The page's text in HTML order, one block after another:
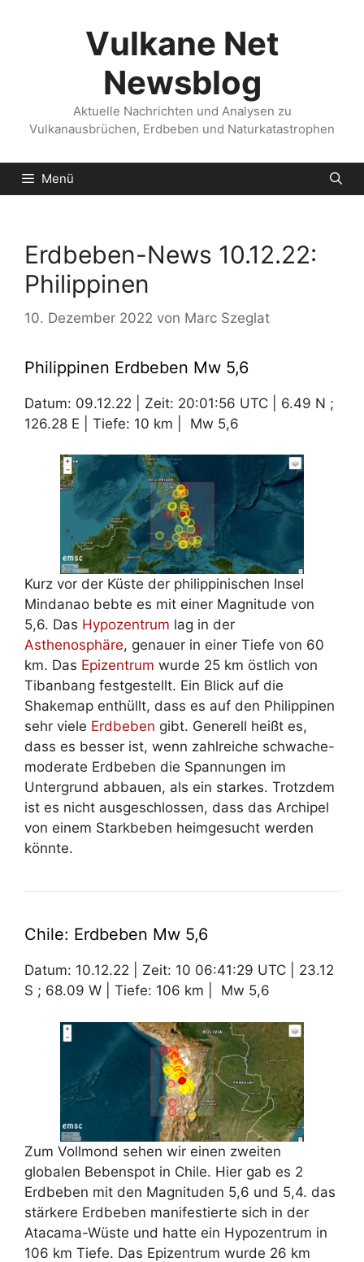
Vulkane Net
Newsblog
Aktuelle Nachrichten und Analysen zu
Vulkanausbrüchen, Erdbeben und Naturkatastrophen
Menü
Erdbeben-News 10.12.22:
Philippinen
10. Dezember 2022 von Marc Szeglat
Philippinen Erdbeben Mw 5,6
Datum: 09.12.22 | Zeit: 20:01:56 UTC | 6.49 N ;
126.28 E | Tiefe: 10 km | Mw 5,6
Kurz vor der Küste der philippinischen Insel
Mindanao bebte es mit einer Magnitude von
5,6. Das Hypozentrum lag in der
Asthenosphäre, genauer in einer Tiefe von 60
km. Das Epizentrum wurde 25 km östlich von
Tibanbang festgestellt. Ein Blick auf die
Shakemap enthüllt, dass es auf den Philippinen
sehr viele Erdbeben gibt. Generell heißt es,
dass es besser ist, wenn zahlreiche schwache-
moderate Erdbeben die Spannungen im
Untergrund abbauen, als ein starkes. Trotzdem
ist es nicht ausgeschlossen, dass das Archipel
von einem Starkbeben heimgesucht werden
könnte.
Chile: Erdbeben Mw 5,6
Datum: 10.12.22 | Zeit: 10 06:41:29 UTC | 23.12
S ; 68.09 W | Tiefe: 106 km | Mw 5,6
Zum Vollmond sehen wir einen zweiten
globalen Bebenspot in Chile. Hier gab es 2
Erdbeben mit den Magnituden 5,6 und 5,4. das
stärkere Erdbeben manifestierte sich in der
Atacama-Wüste und hatte ein Hypozentrum in
106 km Tiefe. Das Epizentrum wurde 26 km